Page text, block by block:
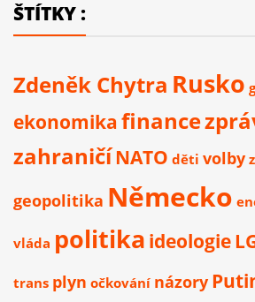
ŠTÍTKY :
Zdeněk Chytra Rusko
ekonomikafinance
zahraničíNATO děti volby
geopolitika Německo
vláda politika ideologie
trans plyn očkování názory